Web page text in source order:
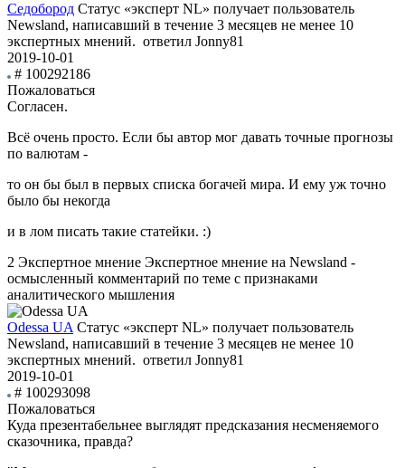
Седобород Статус «эксперт NL» получает пользователь
Newsland, написавший в течение 3 месяцев не менее 10
экспертных мнений. ответил Jonny81
2019-10-01
# 100292186
Пожаловаться
Согласен.
Всё очень просто. Если бы автор мог давать точные прогнозы
по валютам -
то он бы был в первых списка богачей мира. И ему уж точно
было бы некогда
и в лом писать такие статейки. :)
2 Экспертное мнение Экспертное мнение на Newsland -
осмысленный комментарий по теме с признаками
аналитического мышления
Odessa UA Статус «эксперт NL» получает пользователь
Newsland, написавший в течение 3 месяцев не менее 10
экспертных мнений. ответил Jonny81
2019-10-01
# 100293098
Пожаловаться
Куда презентабельнее выглядят предсказания несменяемого
сказочника, правда?